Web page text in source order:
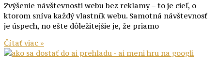
Zvýšenie návštevnosti webu bez reklamy – to je cieľ, o
ktorom sníva každý vlastník webu. Samotná návštevnosť
je úspech, no ešte dôležitejšie je, že priamo
Čítať viac »